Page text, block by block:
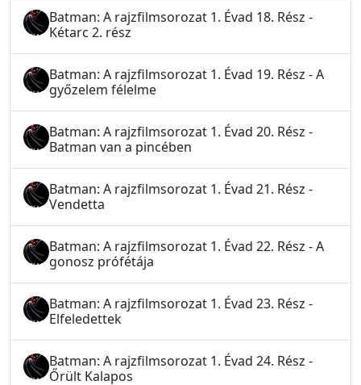
Batman: A rajzfilmsorozat 1. Évad 18. Rész -
Kétarc 2. rész
Batman: A rajzfilmsorozat 1. Évad 19. Rész - A
győzelem félelme
Batman: A rajzfilmsorozat 1. Évad 20. Rész -
Batman van a pincében
Batman: A rajzfilmsorozat 1. Évad 21. Rész -
Vendetta
Batman: A rajzfilmsorozat 1. Évad 22. Rész - A
gonosz prófétája
Batman: A rajzfilmsorozat 1. Évad 23. Rész -
Elfeledettek
Batman: A rajzfilmsorozat 1. Évad 24. Rész -
Őrült Kalapos